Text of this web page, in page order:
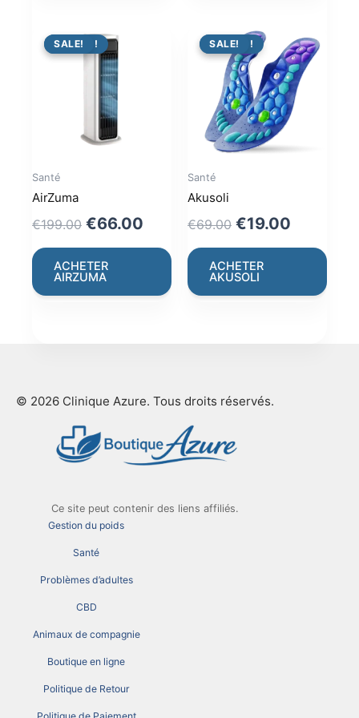
PROMO !
SALE!
Santé
AirZuma
€199.00 Original
price
was:
€199.00.
€66.00 Current
price
€66.00.
ACHETER
AIRZUMA
PROMO !
SALE!
Santé
Akusoli
€69.00 Original
price
was:
€69.00.
€19.00
price
€19.00.
ACHETER
AKUSOLI
© 2026 Clinique Azure. Tous droits réservés.
Ce site peut contenir des liens affiliés.
Gestion du poids
Santé
Problèmes d’adultes
CBD
Animaux de compagnie
Boutique en ligne
Politique de Retour